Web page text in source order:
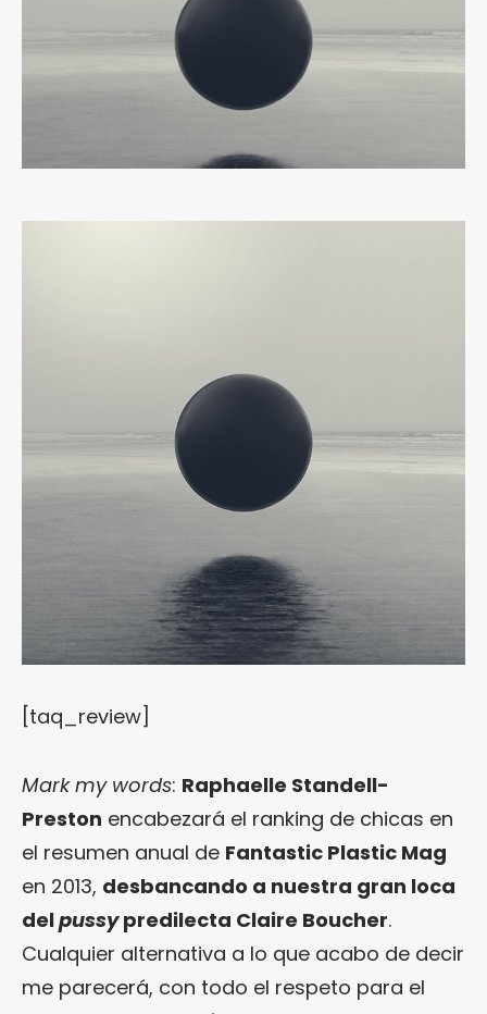
[taq_review]
Mark my words: Raphaelle Standell-
Preston encabezará el ranking de chicas en
el resumen anual de Fantastic Plastic Mag
en 2013, desbancando a nuestra gran loca
delpussypredilecta Claire Boucher.
Cualquier alternativa a lo que acabo de decir
me parecerá, con todo el respeto para el